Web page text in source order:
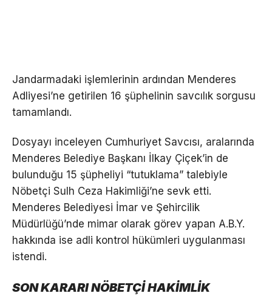
Jandarmadaki işlemlerinin ardından Menderes
Adliyesi’ne getirilen 16 şüphelinin savcılık sorgusu
tamamlandı.
Dosyayı inceleyen Cumhuriyet Savcısı, aralarında
Menderes Belediye Başkanı İlkay Çiçek’in de
bulunduğu 15 şüpheliyi “tutuklama” talebiyle
Nöbetçi Sulh Ceza Hakimliği’ne sevk etti.
Menderes Belediyesi İmar ve Şehircilik
Müdürlüğü’nde mimar olarak görev yapan A.B.Y.
hakkında ise adli kontrol hükümleri uygulanması
istendi.
SON KARARI NÖBETÇİ HAKİMLİK